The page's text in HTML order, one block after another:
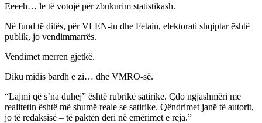
Eeeeh… le të votojë për zbukurim statistikash.
Në fund të ditës, për VLEN-in dhe Fetain, elektorati shqiptar është
publik, jo vendimmarrës.
Vendimet merren gjetkë.
Diku midis bardh e zi… dhe VMRO-së.
“Lajmi që s’na duhej” është rubrikë satirike. Çdo ngjashmëri me
realitetin është më shumë reale se satirike. Qëndrimet janë të autorit,
jo të redaksisë – të paktën deri në emërimet e reja.”